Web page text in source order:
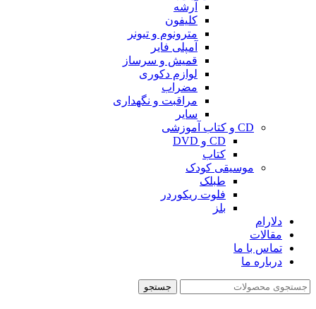
آرشه
کلیفون
مترونوم و تیونر
آمپلی فایر
قمیش و سرساز
لوازم دکوری
مضراب
مراقبت و نگهداری
سایر
CD و کتاب آموزشی
CD و DVD
کتاب
موسیقی کودک
طبلک
فلوت ریکوردر
بلز
دلارام
مقالات
تماس با ما
درباره ما
جستجو